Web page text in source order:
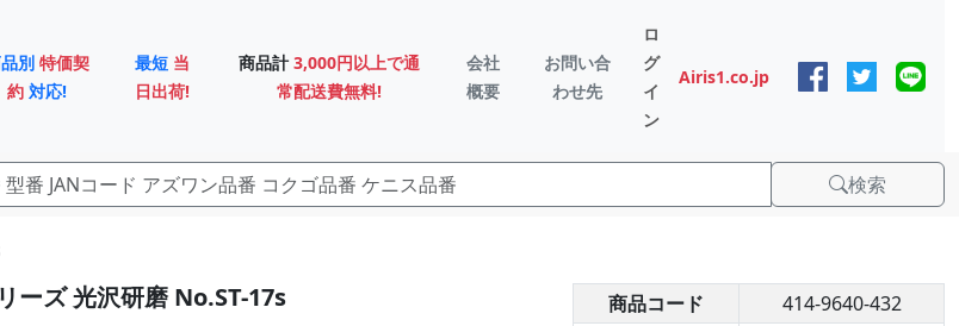
別 特価契
約 対応!
最短 当
日出荷!
商品計 3,000円以上で通
常配送費無料!
会社
概要
お問い合
わせ先
ロ
グ
イ
ン
Airis1.co.jp
検索
ーズ 光沢研磨 No.ST-17s 商品コード
414-9640-432